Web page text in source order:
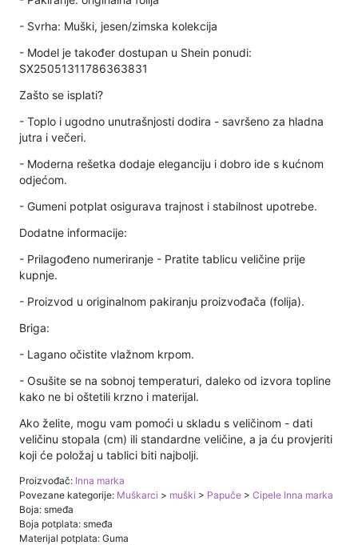
- Svrha: Muški, jesen/zimska kolekcija
- Model je također dostupan u Shein ponudi:
SX25051311786363831
Zašto se isplati?
- Toplo i ugodno unutrašnjosti dodira - savršeno za hladna
jutra i večeri.
- Moderna rešetka dodaje eleganciju i dobro ide s kućnom
odjećom.
- Gumeni potplat osigurava trajnost i stabilnost upotrebe.
Dodatne informacije:
- Prilagođeno numeriranje - Pratite tablicu veličine prije
kupnje.
- Proizvod u originalnom pakiranju proizvođača (folija).
Briga:
- Lagano očistite vlažnom krpom.
- Osušite se na sobnoj temperaturi, daleko od izvora topline
kako ne bi oštetili krzno i ​​materijal.
Ako želite, mogu vam pomoći u skladu s veličinom - dati
veličinu stopala (cm) ili standardne veličine, a ja ću provjeriti
koji će položaj u tablici biti najbolji.
Proizvođač: Inna marka
Povezane kategorije: Muškarci > muški > Papuče > Cipele Inna marka
Boja: smeđa
Boja potplata: smeđa
Materijal potplata: Guma